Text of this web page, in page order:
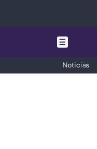
Noticias